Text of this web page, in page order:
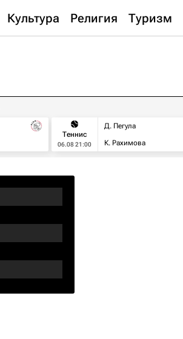
Культура Религия Туризм
Теннис
06.08 21:00
Д. Пегула
К. Рахимова